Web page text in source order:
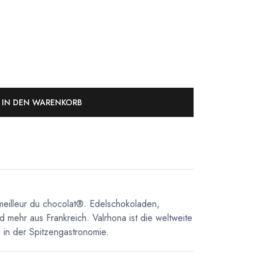
IN DEN WARENKORB
du chocolat®. Edelschokoladen,
mehr aus Frankreich. Valrhona ist die weltweite
der Spitzengastronomie.